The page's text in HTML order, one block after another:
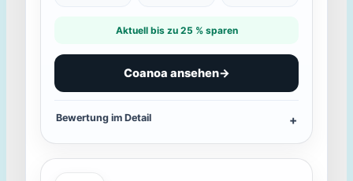
Aktuell bis zu 25 % sparen
Coanoa ansehen→
Bewertung im Detail